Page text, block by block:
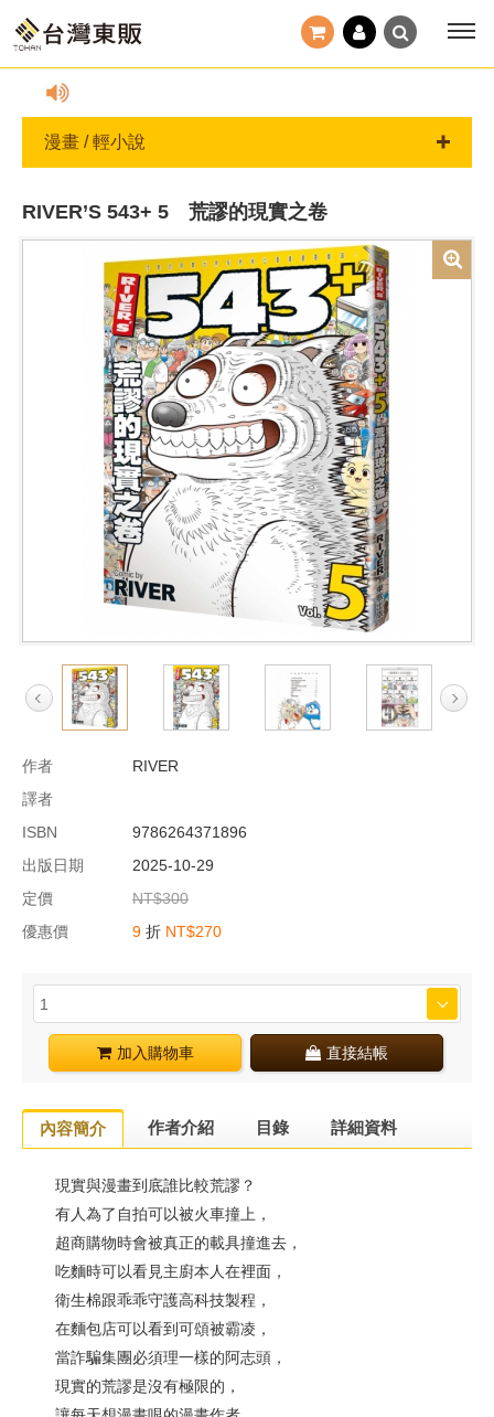
小心詐騙！ 若訂單有任何疑問，請撥客服專線02-
漫畫 / 輕小說
RIVER’S 543+ 5 荒謬的現實之卷
作者
RIVER
譯者
ISBN
9786264371896
出版日期
2025-10-29
定價
NT$300
優惠價
9 折 NT$270
加入購物車 直接結帳
內容簡介 作者介紹 目錄 詳細資料
現實與漫畫到底誰比較荒謬？
有人為了自拍可以被火車撞上，
超商購物時會被真正的載具撞進去，
吃麵時可以看見主廚本人在裡面，
衛生棉跟乖乖守護高科技製程，
在麵包店可以看到可頌被霸凌，
當詐騙集團必須理一樣的阿志頭，
現實的荒謬是沒有極限的，